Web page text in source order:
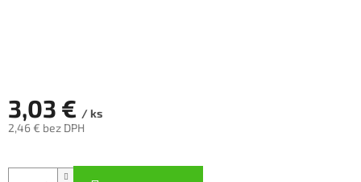
3,03 € / ks
2,46 € bez DPH
cena: